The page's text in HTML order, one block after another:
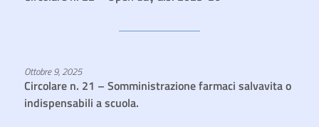
Ottobre 9, 2025
Circolare n. 21 – Somministrazione farmaci salvavita o
indispensabili a scuola.